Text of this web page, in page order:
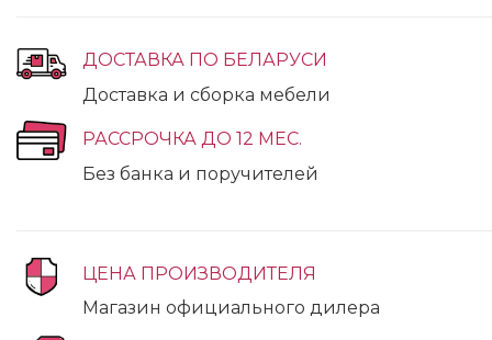
ДОСТАВКА ПО БЕЛАРУСИ
Доставка и сборка мебели
РАССРОЧКА ДО 12 МЕС.
Без банка и поручителей
ЦЕНА ПРОИЗВОДИТЕЛЯ
Магазин официального дилера